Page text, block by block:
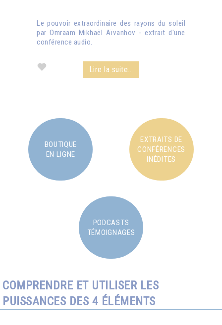
Le pouvoir extraordinaire des rayons du soleil
par Omraam Mikhaël Aïvanhov - extrait d'une
conférence audio.
Lire la suite...
BOUTIQUE
EN LIGNE
EXTRAITS DE
CONFÉRENCES
INÉDITES
PODCASTS
TÉMOIGNAGES
COMPRENDRE ET UTILISER LES
PUISSANCES DES 4 ÉLÉMENTS